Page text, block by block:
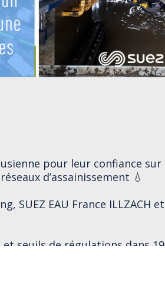
pour leur confiance sur
d’assainissement 💧
, SUEZ EAU France ILLZACH et
seuils de régulations dans 19